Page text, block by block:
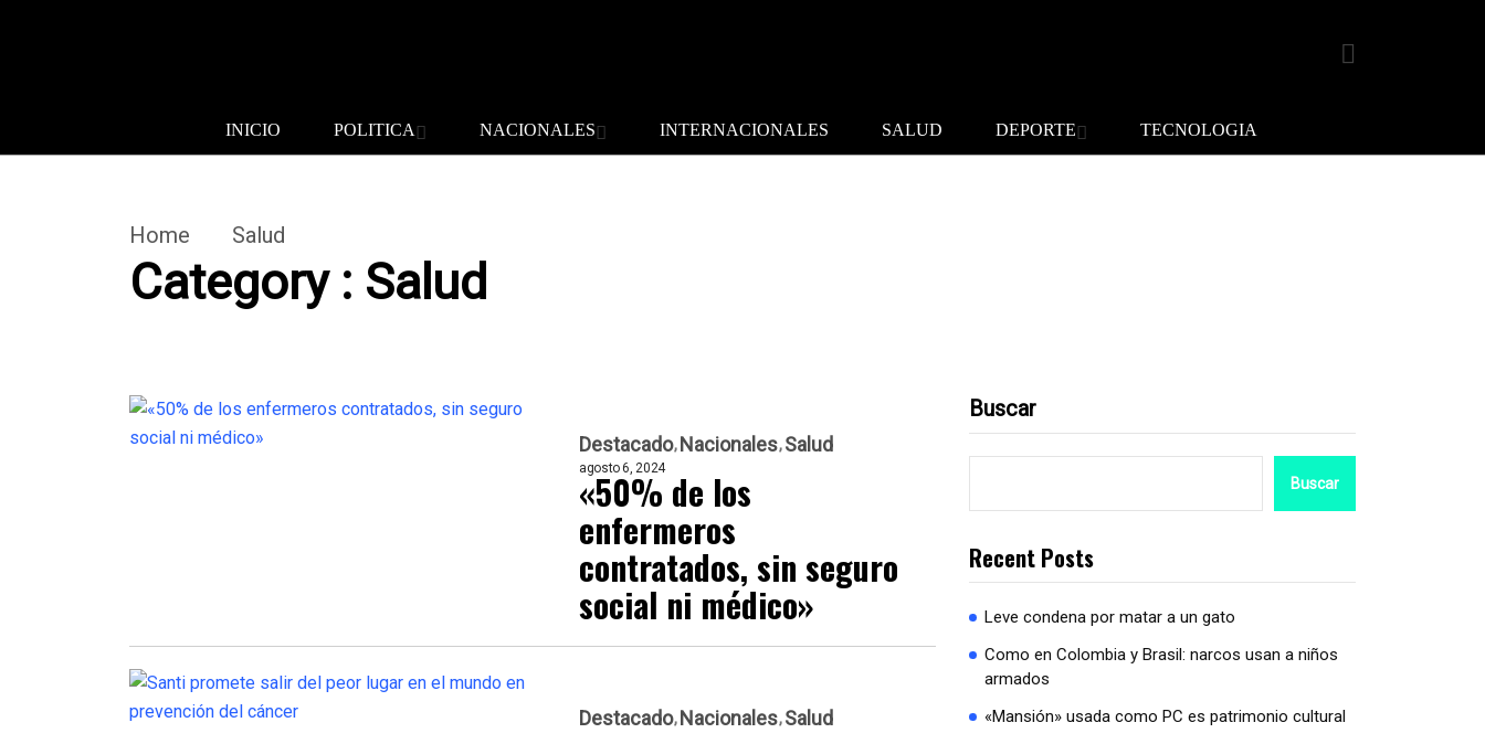
INICIO POLITICA NACIONALES INTERNACIONALES SALUD DEPORTE TECNOLOGIA
Home Salud
Category : Salud
Destacado Nacionales Salud
agosto 6, 2024
«50% de los
enfermeros
contratados, sin seguro
social ni médico»
Destacado Nacionales Salud
Buscar
Buscar
Recent Posts
Leve condena por matar a un gato
Como en Colombia y Brasil: narcos usan a niños
armados
«Mansión» usada como PC es patrimonio cultural